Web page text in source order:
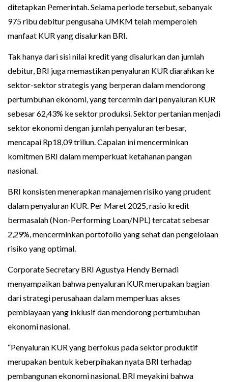
ditetapkan Pemerintah. Selama periode tersebut, sebanyak
975 ribu debitur pengusaha UMKM telah memperoleh
manfaat KUR yang disalurkan BRI.
Tak hanya dari sisi nilai kredit yang disalurkan dan jumlah
debitur, BRI juga memastikan penyaluran KUR diarahkan ke
sektor-sektor strategis yang berperan dalam mendorong
pertumbuhan ekonomi, yang tercermin dari penyaluran KUR
sebesar 62,43% ke sektor produksi. Sektor pertanian menjadi
sektor ekonomi dengan jumlah penyaluran terbesar,
mencapai Rp18,09 triliun. Capaian ini mencerminkan
komitmen BRI dalam memperkuat ketahanan pangan
nasional.
BRI konsisten menerapkan manajemen risiko yang prudent
dalam penyaluran KUR. Per Maret 2025, rasio kredit
bermasalah (Non-Performing Loan/NPL) tercatat sebesar
2,29%, mencerminkan portofolio yang sehat dan pengelolaan
risiko yang optimal.
Corporate Secretary BRI Agustya Hendy Bernadi
menyampaikan bahwa penyaluran KUR merupakan bagian
dari strategi perusahaan dalam memperluas akses
pembiayaan yang inklusif dan mendorong pertumbuhan
ekonomi nasional.
“Penyaluran KUR yang berfokus pada sektor produktif
merupakan bentuk keberpihakan nyata BRI terhadap
pembangunan ekonomi nasional. BRI meyakini bahwa